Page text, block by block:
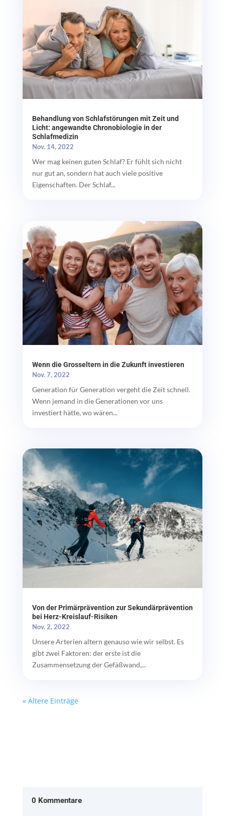
Behandlung von Schlafstörungen mit Zeit und
Licht: angewandte Chronobiologie in der
Schlafmedizin
Nov. 14, 2022
Wer mag keinen guten Schlaf? Er fühlt sich nicht
nur gut an, sondern hat auch viele positive
Eigenschaften. Der Schlaf...
Wenn die Grosseltern in die Zukunft investieren
Nov. 7, 2022
Generation für Generation vergeht die Zeit schnell.
Wenn jemand in die Generationen vor uns
investiert hätte, wo wären...
Von der Primärprävention zur Sekundärprävention
bei Herz-Kreislauf-Risiken
Nov. 2, 2022
Unsere Arterien altern genauso wie wir selbst. Es
gibt zwei Faktoren: der erste ist die
Zusammensetzung der Gefäßwand,...
« Ältere Einträge
0 Kommentare